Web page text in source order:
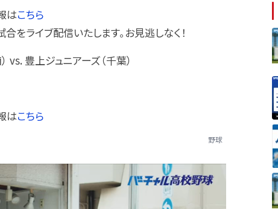
はこちら
をライブ配信いたします。お見逃しなく！
vs. 豊上ジュニアーズ（千葉）
はこちら
野球